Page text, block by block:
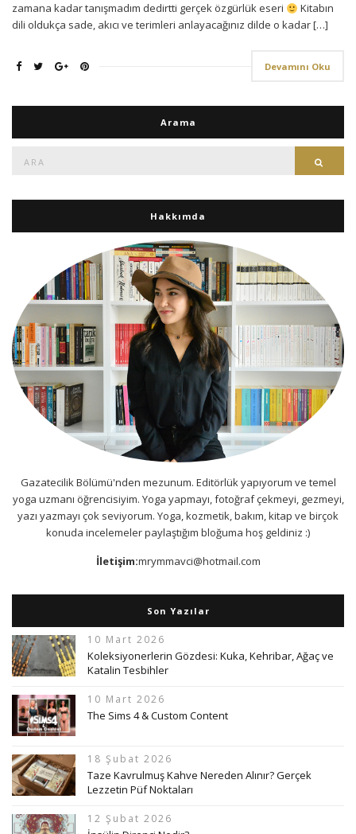
zamana kadar tanışmadım dedirtti gerçek özgürlük eseri
Kitabın
dili oldukça sade, akıcı ve terimleri anlayacağınız dilde o kadar […]
Devamını Oku
Arama
Hakkımda
Gazatecilik Bölümü'nden mezunum. Editörlük yapıyorum ve temel
yoga uzmanı öğrencisiyim. Yoga yapmayı, fotoğraf çekmeyi, gezmeyi,
yazı yazmayı çok seviyorum. Yoga, kozmetik, bakım, kitap ve birçok
konuda incelemeler paylaştığım bloğuma hoş geldiniz :)
İletişim:mrymmavci@hotmail.com
Son Yazılar
10 Mart 2026
Koleksiyonerlerin Gözdesi: Kuka, Kehribar, Ağaç ve
Katalin Tesbihler
10 Mart 2026
The Sims 4 & Custom Content
18 Şubat 2026
Taze Kavrulmuş Kahve Nereden Alınır? Gerçek
Lezzetin Püf Noktaları
12 Şubat 2026